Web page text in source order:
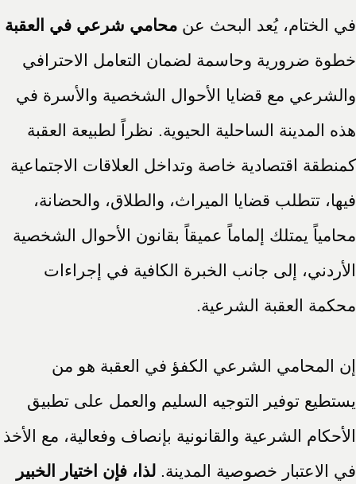
في الختام، يُعد البحث عن محامي شرعي في العقبة
خطوة ضرورية وحاسمة لضمان التعامل الاحترافي
والشرعي مع قضايا الأحوال الشخصية والأسرة في
هذه المدينة الساحلية الحيوية. نظراً لطبيعة العقبة
كمنطقة اقتصادية خاصة وتداخل العلاقات الاجتماعية
فيها، تتطلب قضايا الميراث، والطلاق، والحضانة،
محامياً يمتلك إلماماً عميقاً بقانون الأحوال الشخصية
الأردني، إلى جانب الخبرة الكافية في إجراءات
محكمة العقبة الشرعية.
إن المحامي الشرعي الكفؤ في العقبة هو من
يستطيع توفير التوجيه السليم والعمل على تطبيق
الأحكام الشرعية والقانونية بإنصاف وفعالية، مع الأخذ
في الاعتبار خصوصية المدينة. لذا، فإن اختيار الخبير